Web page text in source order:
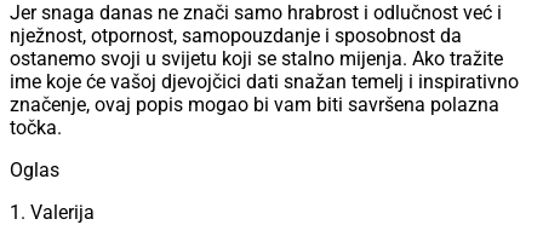
Jer snaga danas ne znači samo hrabrost i odlučnost već i
nježnost, otpornost, samopouzdanje i sposobnost da
ostanemo svoji u svijetu koji se stalno mijenja. Ako tražite
ime koje će vašoj djevojčici dati snažan temelj i inspirativno
značenje, ovaj popis mogao bi vam biti savršena polazna
točka.
Oglas
1. Valerija